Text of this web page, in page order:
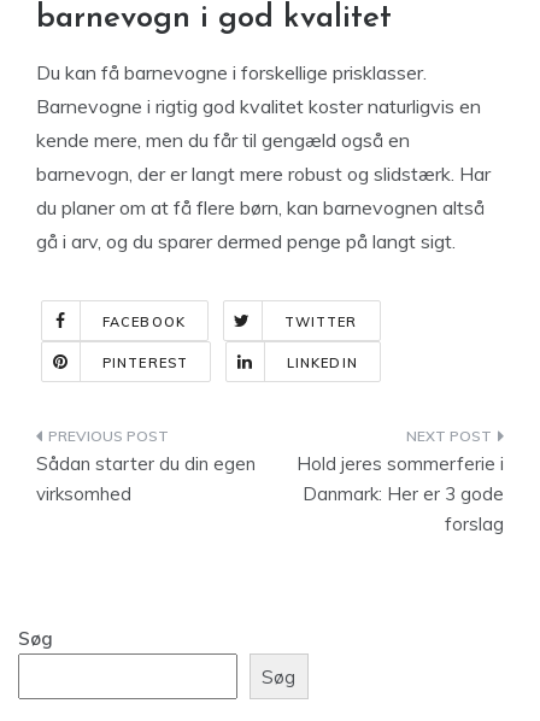
barnevogn i god kvalitet
Du kan få barnevogne i forskellige prisklasser.
Barnevogne i rigtig god kvalitet koster naturligvis en
kende mere, men du får til gengæld også en
barnevogn, der er langt mere robust og slidstærk. Har
du planer om at få flere børn, kan barnevognen altså
gå i arv, og du sparer dermed penge på langt sigt.
FACEBOOK TWITTER
PINTEREST LINKEDIN
Indlægsnavigation
Sådan starter du din egen
virksomhed
Hold jeres sommerferie i
Danmark: Her er 3 gode
forslag
Søg
Søg